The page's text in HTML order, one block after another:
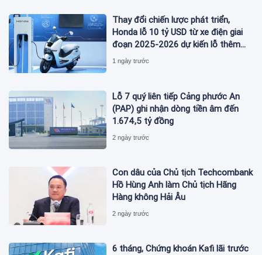
Thay đổi chiến lược phát triển,
Honda lỗ 10 tỷ USD từ xe điện giai
đoạn 2025-2026 dự kiến lỗ thêm
3,3 tỷ USD giai đoạn 2026-2027
1 ngày trước
Lỗ 7 quý liên tiếp Cảng phước An
(PAP) ghi nhận dòng tiền âm đến
1.674,5 tỷ đồng
2 ngày trước
Con dâu của Chủ tịch Techcombank
Hồ Hùng Anh làm Chủ tịch Hãng
Hàng không Hải Âu
2 ngày trước
6 tháng, Chứng khoán Kafi lãi trước